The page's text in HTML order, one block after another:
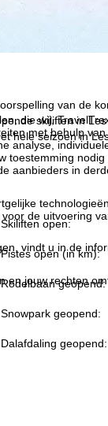
die wij,
met behulp van
analyse,
toestemming nodig
aanbieders in
de uitvoering
vindt u in de
en jouw rechten
van de
skiliften in
hele seizoen in
Skiliften open:
Pistes open (in km):
Rodelbaan geopend:
Snowpark geopend:
Dalafdaling geopend: